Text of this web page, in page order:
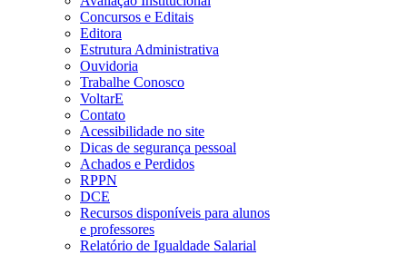
Concursos e Editais
Editora
Estrutura Administrativa
Ouvidoria
Trabalhe Conosco
VoltarE
Contato
Acessibilidade no site
Dicas de segurança pessoal
Achados e Perdidos
RPPN
DCE
Recursos disponíveis para alunos
e professores
Relatório de Igualdade Salarial